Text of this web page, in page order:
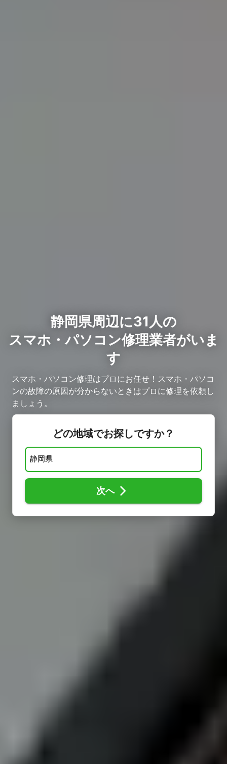
静岡県周辺に31人の
スマホ・パソコン修理業者がいま
す
スマホ・パソコン修理はプロにお任せ！スマホ・パソコ
ンの故障の原因が分からないときはプロに修理を依頼し
ましょう。
どの地域でお探しですか？
次へ